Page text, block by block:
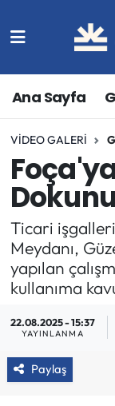
Ana Sayfa
VIDEO GALERI
Ticari
Meydanı,
yapılan
kullanıma
22.08.2025 - 15:37
YAYINLANMA
Paylaş